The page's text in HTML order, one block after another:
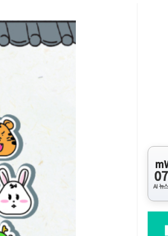
AI 뉴